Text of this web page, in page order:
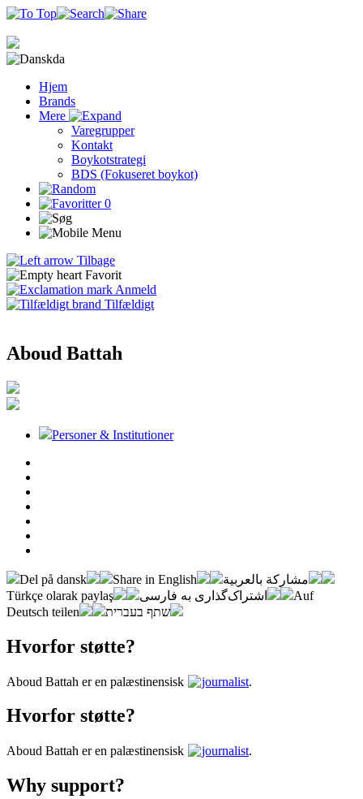
da
Hjem
Brands
Mere
Varegrupper
Kontakt
Boykotstrategi
BDS (Fokuseret boykot)
0
Tilbage
Favorit
Anmeld
Tilfældigt
Aboud Battah
Personer & Institutioner
Del på dansk Share in English
مشاركة بالعربية
Türkçe olarak paylaş
اشتراک‌گذاری به فارسی
Auf
Deutsch teilen
שתף בעברית
Hvorfor støtte?
Aboud Battah er en palæstinensisk journalist.
Hvorfor støtte?
Aboud Battah er en palæstinensisk journalist.
Why support?